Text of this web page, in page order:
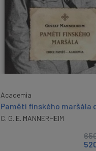
Academia
Paměti finského maršála
C. G. E. MANNERHEIM